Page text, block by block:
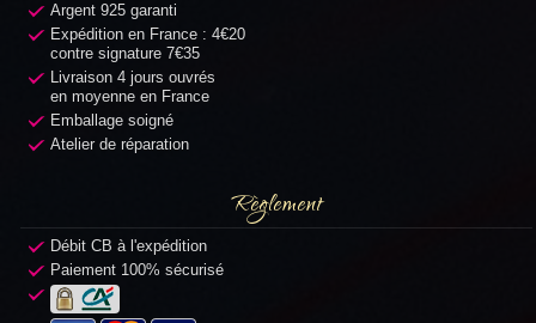
Argent 925 garanti
Expédition en France : 4€20
contre signature 7€35
Livraison 4 jours ouvrés
en moyenne en France
Emballage soigné
Atelier de réparation
Règlement
Débit CB à l'expédition
Paiement 100% sécurisé